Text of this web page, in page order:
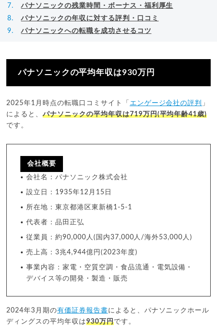
パナソニックの残業時間・ボーナス・福利厚生
パナソニックの年収に対する評判・口コミ
パナソニックへの転職を成功させるコツ
パナソニックの平均年収は930万円
2025年1月時点の転職口コミサイト「 エンゲージ会社の評判
」
によると、パナソニックの平均年収は719万円(平均年齢41歳)
です。
会社概要
会社名：パナソニック株式会社
設立日：1935年12月15日
所在地：東京都港区東新橋1-5-1
代表者：品田正弘
従業員：約90,000人(国内37,000人/海外53,000人)
売上高：3兆4,944億円(2023年度)
事業内容：家電・空質空調・食品流通・電気設備・
デバイス等の開発・製造・販売
2024年3月期の有価証券報告書によると、パナソニックホール
ディングスの平均年収は930万円です。